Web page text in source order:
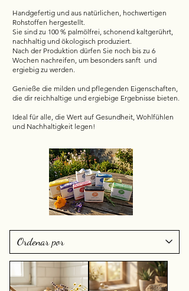
Handgefertig und aus natürlichen, hochwertigen
Rohstoffen hergestellt.
Sie sind zu 100 % palmölfrei, schonend kaltgerührt,
nachhaltig und ökologisch produziert.
Nach der Produktion dürfen Sie noch bis zu 6
Wochen nachreifen, um besonders sanft und
ergiebig zu werden.
Genieße die milden und pflegenden Eigenschaften,
die dir reichhaltige und ergiebige Ergebnisse bieten.
Ideal für alle, die Wert auf Gesundheit, Wohlfühlen
und Nachhaltigkeit legen!